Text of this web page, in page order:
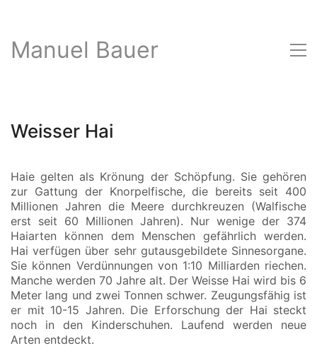
Manuel Bauer
Weisser Hai
Haie gelten als Krönung der Schöpfung. Sie gehören
zur Gattung der Knorpelfische, die bereits seit 400
Millionen Jahren die Meere durchkreuzen (Walfische
erst seit 60 Millionen Jahren). Nur wenige der 374
Haiarten können dem Menschen gefährlich werden.
Hai verfügen über sehr gutausgebildete Sinnesorgane.
Sie können Verdünnungen von 1:10 Milliarden riechen.
Manche werden 70 Jahre alt. Der Weisse Hai wird bis 6
Meter lang und zwei Tonnen schwer. Zeugungsfähig ist
er mit 10-15 Jahren. Die Erforschung der Hai steckt
noch in den Kinderschuhen. Laufend werden neue
Arten entdeckt.